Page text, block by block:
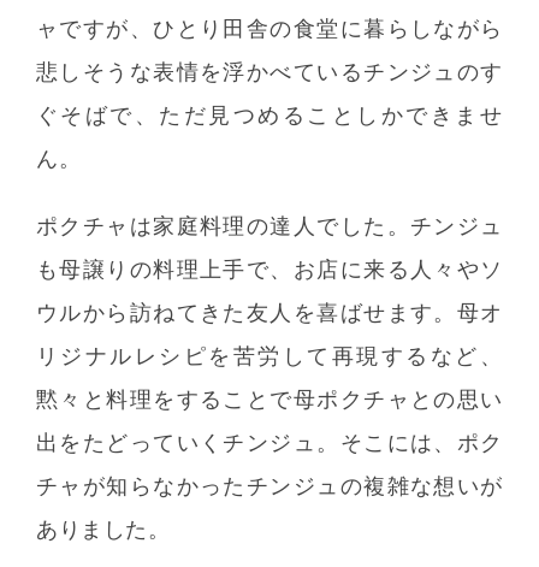
ャですが、ひとり田舎の食堂に暮らしながら
悲しそうな表情を浮かべているチンジュのす
ぐそばで、ただ見つめることしかできませ
ん。
ポクチャは家庭料理の達人でした。チンジュ
も母譲りの料理上手で、お店に来る人々やソ
ウルから訪ねてきた友人を喜ばせます。母オ
リジナルレシピを苦労して再現するなど、
黙々と料理をすることで母ポクチャとの思い
出をたどっていくチンジュ。そこには、ポク
チャが知らなかったチンジュの複雑な想いが
ありました。